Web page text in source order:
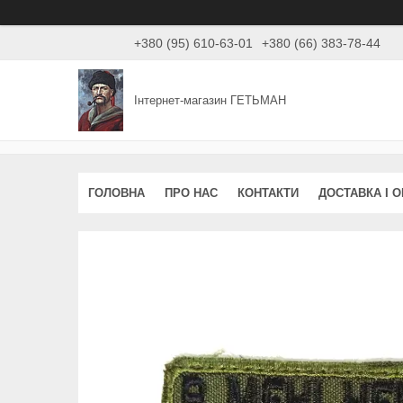
+380 (95) 610-63-01 +380 (66) 383-78-44
Інтернет-магазин ГЕТЬМАН
ГОЛОВНА ПРО НАС КОНТАКТИ ДОСТАВКА І